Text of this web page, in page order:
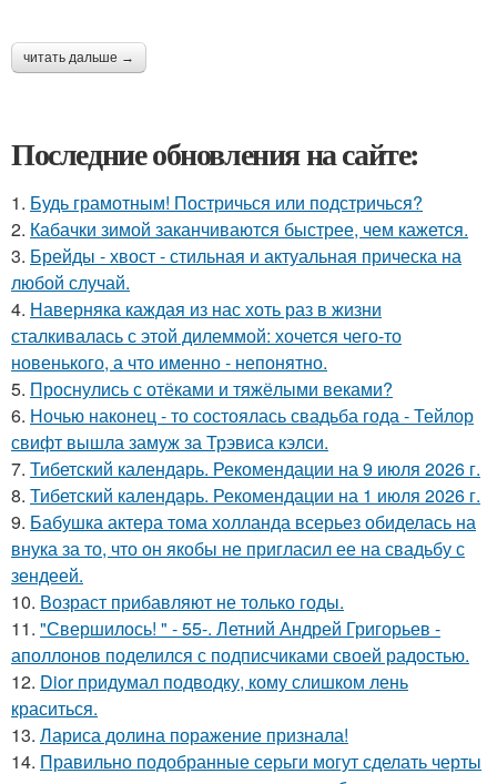
читать дальше →
Последние обновления на сайте:
1. Будь грамотным! Постричься или подстричься?
2. Кабачки зимой заканчиваются быстрее, чем кажется.
3. Брейды - хвост - стильная и актуальная прическа на
любой случай.
4. Наверняка каждая из нас хоть раз в жизни
сталкивалась с этой дилеммой: хочется чего-то
новенького, а что именно - непонятно.
5. Проснулись с отёками и тяжёлыми веками?
6. Ночью наконец - то состоялась свадьба года - Тейлор
свифт вышла замуж за Трэвиса кэлси.
7. Тибетский календарь. Рекомендации на 9 июля 2026 г.
8. Тибетский календарь. Рекомендации на 1 июля 2026 г.
9. Бабушка актера тома холланда всерьез обиделась на
внука за то, что он якобы не пригласил ее на свадьбу с
зендеей.
10. Возраст прибавляют не только годы.
11. "Свершилось! " - 55-. Летний Андрей Григорьев -
аполлонов поделился с подписчиками своей радостью.
12. Dior придумал подводку, кому слишком лень
краситься.
13. Лариса долина поражение признала!
14. Правильно подобранные серьги могут сделать черты